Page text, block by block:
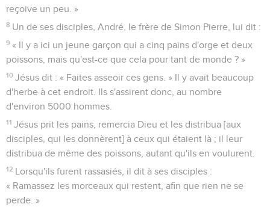
reçoive un peu. »
8 Un de ses disciples, André, le frère de Simon Pierre, lui dit :
9 « Il y a ici un jeune garçon qui a cinq pains d'orge et deux
poissons, mais qu'est-ce que cela pour tant de monde ? »
10 Jésus dit : « Faites asseoir ces gens. » Il y avait beaucoup
d'herbe à cet endroit. Ils s'assirent donc, au nombre
d'environ 5000 hommes.
11 Jésus prit les pains, remercia Dieu et les distribua [aux
disciples, qui les donnèrent] à ceux qui étaient là ; il leur
distribua de même des poissons, autant qu'ils en voulurent.
12 Lorsqu'ils furent rassasiés, il dit à ses disciples :
« Ramassez les morceaux qui restent, afin que rien ne se
perde. »